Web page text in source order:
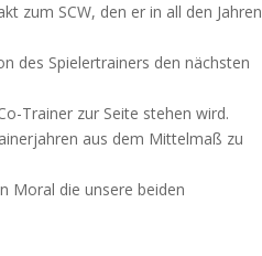
zum SCW, den er in all den Jahren
des Spielertrainers den nächsten
Trainer zur Seite stehen wird.
aus dem Mittelmaß zu
Moral die unsere beiden